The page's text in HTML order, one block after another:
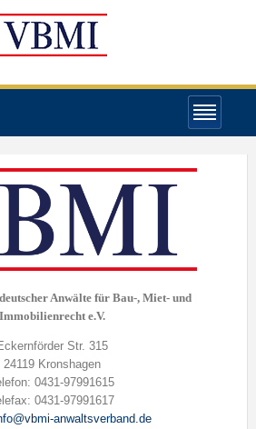
Anwälte für Bau-, Miet- und
Immobilienrecht e.V.
Str. 315
24119 Kronshagen
0431-97991615
0431-97991617
anwaltsverband.de